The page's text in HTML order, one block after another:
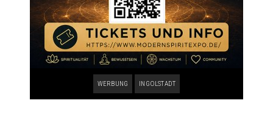
WERBUNG INGOLSTADT